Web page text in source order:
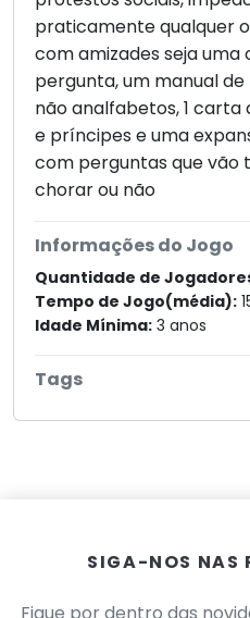
praticamente qualquer
com amizades seja
pergunta, um manual
não analfabetos, 1
e príncipes e uma
com perguntas que vão
chorar ou não
Informações do Jogo
Quantidade de
Tempo de Jogo(média):
Idade Mínima: 3 anos
Tags
SIGA-NOS NAS
Fique por dentro das